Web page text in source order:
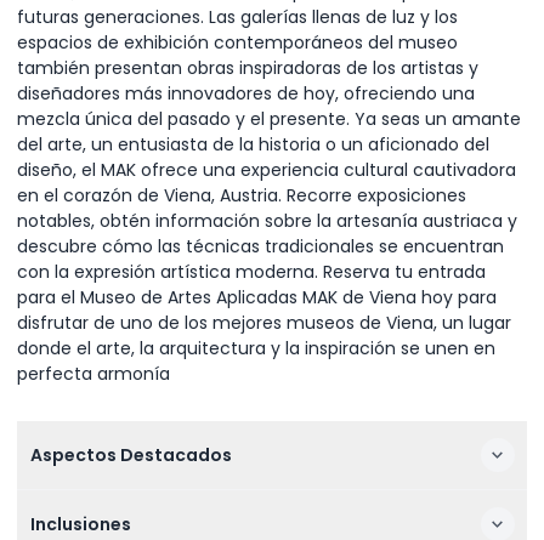
futuras generaciones. Las galerías llenas de luz y los
espacios de exhibición contemporáneos del museo
también presentan obras inspiradoras de los artistas y
diseñadores más innovadores de hoy, ofreciendo una
mezcla única del pasado y el presente. Ya seas un amante
del arte, un entusiasta de la historia o un aficionado del
diseño, el MAK ofrece una experiencia cultural cautivadora
en el corazón de Viena, Austria. Recorre exposiciones
notables, obtén información sobre la artesanía austriaca y
descubre cómo las técnicas tradicionales se encuentran
con la expresión artística moderna. Reserva tu entrada
para el Museo de Artes Aplicadas MAK de Viena hoy para
disfrutar de uno de los mejores museos de Viena, un lugar
donde el arte, la arquitectura y la inspiración se unen en
perfecta armonía
Aspectos Destacados
Inclusiones